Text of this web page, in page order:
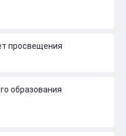
просвещения
образования